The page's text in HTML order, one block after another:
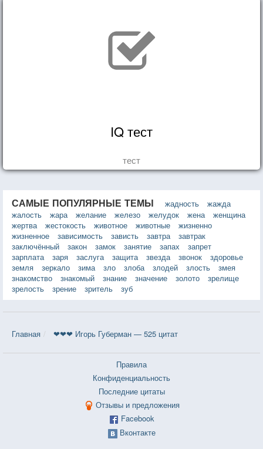
IQ тест
тест
САМЫЕ ПОПУЛЯРНЫЕ ТЕМЫ жадность
жажда
жалость
жара желание железо желудок жена
женщина
жертва
жестокость животное животные
жизненно
жизненное
зависимость зависть завтра
завтрак
заключённый
закон замок занятие запах
запрет
зарплата
заря заслуга защита звезда звонок
здоровье
земля
зеркало зима зло злоба злодей злость
змея
знакомство
знакомый знание значение золото
зрелище
зрелость
зрение зритель зуб
Главная ❤❤❤ Игорь Губерман — 525 цитат
Правила
Конфиденциальность
Последние цитаты
Отзывы и предложения
Facebook
Вконтакте